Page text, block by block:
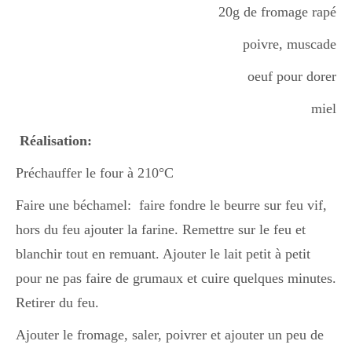
Semaines Spéciales
apéro
Halloween
20g de fromage rapé
poivre, muscade
oeuf pour dorer
miel
Réalisation:
Préchauffer le four à 210°C
Faire une béchamel: faire fondre le beurre sur feu vif,
hors du feu ajouter la farine. Remettre sur le feu et
blanchir tout en remuant. Ajouter le lait petit à petit
pour ne pas faire de grumaux et cuire quelques minutes.
Retirer du feu.
Ajouter le fromage, saler, poivrer et ajouter un peu de